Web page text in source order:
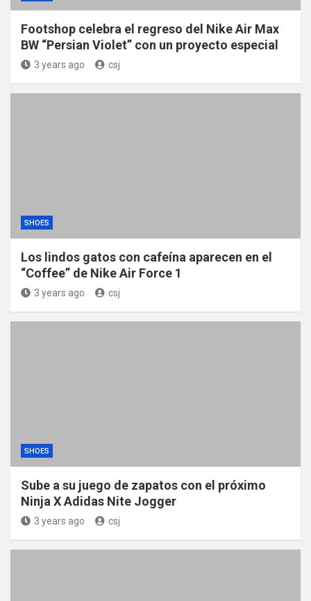
Footshop celebra el regreso del Nike Air Max
BW “Persian Violet” con un proyecto especial
3 years ago csj
SHOES
Los lindos gatos con cafeína aparecen en el
“Coffee” de Nike Air Force 1
3 years ago csj
SHOES
Sube a su juego de zapatos con el próximo
Ninja X Adidas Nite Jogger
3 years ago csj